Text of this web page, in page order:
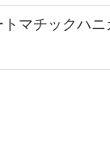
マチックハニ